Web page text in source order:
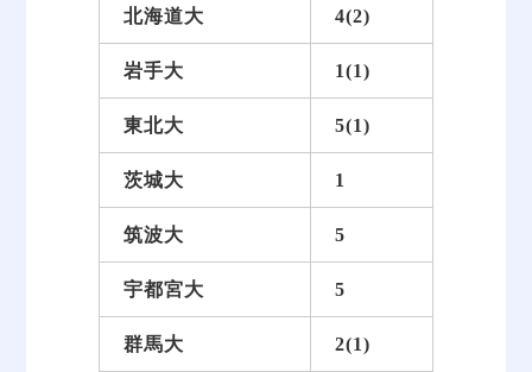
北海道大 4(2)
岩手大 1(1)
東北大 5(1)
茨城大 1
筑波大 5
宇都宮大 5
群馬大 2(1)